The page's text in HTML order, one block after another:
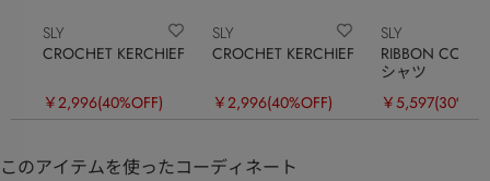
SLY
CROCHET KERCHIEF
￥2,996(40%OFF)
SLY
CROCHET KERCHIEF
￥2,996(40%OFF)
SLY
RIBBON
シャツ
￥5,597
このアイテムを使ったコーディネート